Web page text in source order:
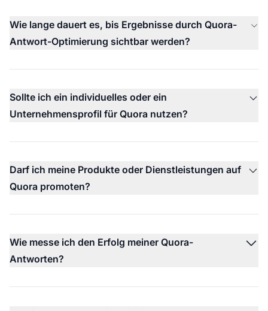
Wie lange dauert es, bis Ergebnisse durch Quora-
Antwort-Optimierung sichtbar werden?
Sollte ich ein individuelles oder ein
Unternehmensprofil für Quora nutzen?
Darf ich meine Produkte oder Dienstleistungen auf
Quora promoten?
Wie messe ich den Erfolg meiner Quora-
Antworten?